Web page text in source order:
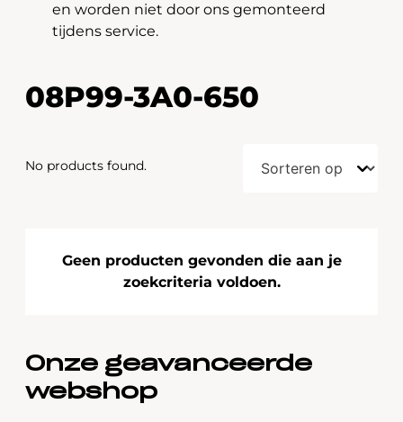
en worden niet door ons gemonteerd
tijdens service.
08P99-3A0-650
No products found.
Geen producten gevonden die aan je
zoekcriteria voldoen.
Onze geavanceerde
webshop